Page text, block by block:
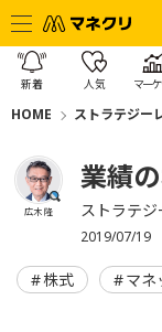
新着 人気 マー
HOME ストラテジー
広木 隆
業績
ストラテ
2019/07/19
株式 マネ